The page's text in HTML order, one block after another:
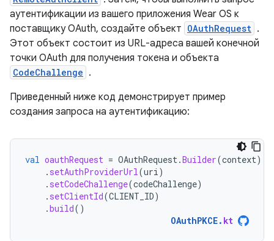
аутентификации из вашего приложения Wear OS к
поставщику OAuth, создайте объект OAuthRequest .
Этот объект состоит из URL-адреса вашей конечной
точки OAuth для получения токена и объекта
CodeChallenge .
Приведенный ниже код демонстрирует пример
создания запроса на аутентификацию:
val oauthRequest = OAuthRequest.Builder(context)
. setAuthProviderUrl(uri)
. setCodeChallenge(codeChallenge)
. setClientId(CLIENT_ID)
.build()
OAuthPKCE. kt